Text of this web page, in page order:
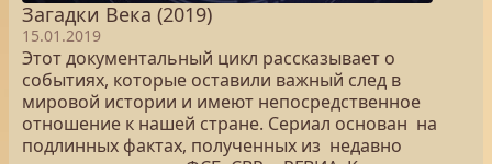
Загадки Века (2019)
15.01.2019
Этот документальный цикл рассказывает о
событиях, которые оставили важный след в
мировой истории и имеют непосредственное
отношение к нашей стране. Сериал основан на
подлинных фактах, полученных из недавно